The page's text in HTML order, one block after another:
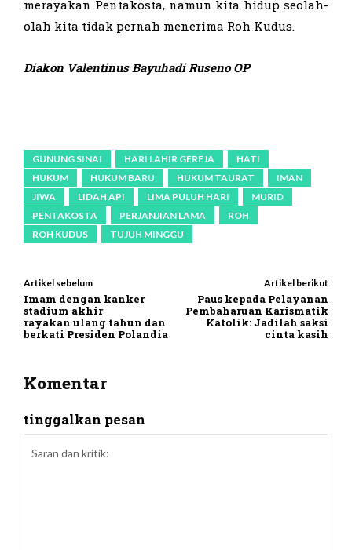
merayakan Pentakosta, namun kita hidup seolah-
olah kita tidak pernah menerima Roh Kudus.
Diakon Valentinus Bayuhadi Ruseno OP
GUNUNG SINAI HARI LAHIR GEREJA
HATI
HUKUM
HUKUM BARU HUKUM TAURAT
IMAN
JIWA
LIDAH API LIMA PULUH HARI
MURID
PENTAKOSTA
PERJANJIAN LAMA
ROH
ROH KUDUS
TUJUH MINGGU
Artikel sebelum
Imam dengan kanker
stadium akhir
rayakan ulang tahun dan
berkati Presiden Polandia
Artikel berikut
Paus kepada Pelayanan
Pembaharuan Karismatik
Katolik: Jadilah saksi
cinta kasih
Komentar
tinggalkan pesan